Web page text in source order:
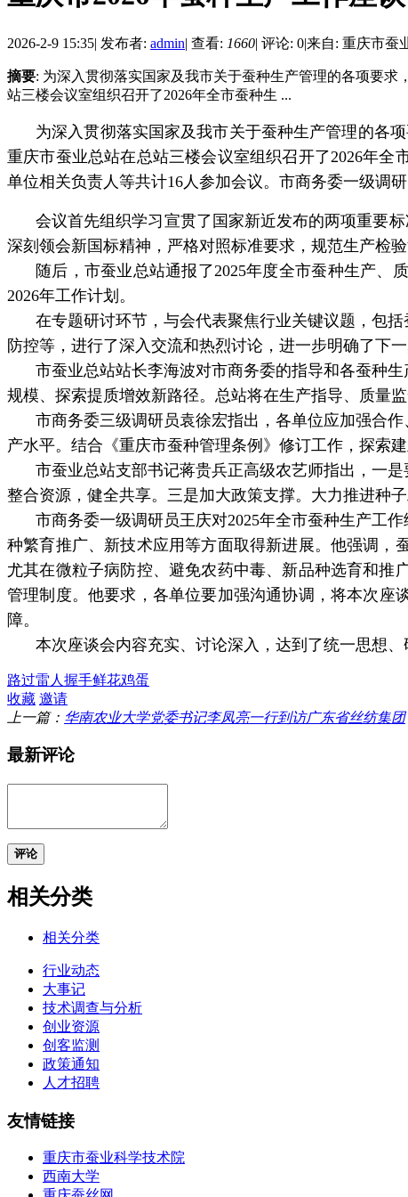
2026-2-9 15:35| 发布者: admin| 查看: 1660| 评论: 0|来自: 重庆市蚕
摘要: 为深入贯彻落实国家及我市关于蚕种生产管理的各项要求
站三楼会议室组织召开了2026年全市蚕种生 ...
为深入贯彻落实国家及我市关于蚕种生产管理的各
重庆市蚕业总站在总站三楼会议室组织召开了2026年全
单位相关负责人等共计16 人参加会议。市商务委一级调
会议首先组织学习宣贯了国家新近发布的两项重要
深刻领会新国标精神，严格对照标准要求，规范生产检
随后，市蚕业总站通报了2025年度全市蚕种生产、
2026年工作计划。
在专题研讨环节，与会代表聚焦行业关键议题，包
防控等，进行了深入交流和热烈讨论，进一步明确了下
市蚕业总站站长李海波对市商务委的指导和各蚕种
规模、探索提质增效新路径。总站将在生产指导、质量
市商务委三级调研员袁徐宏指出，各单位应加强合
产水平。结合《重庆市蚕种管理条例》修订工作，探索
市蚕业总站支部书记蒋贵兵正高级农艺师指出，一
整合资源，健全共享。三是加大政策支撑。大力推进种
市商务委一级调研员王庆对2025年全市蚕种生产工
种繁育推广、新技术应用等方面取得新进展。他强调，
尤其在微粒子病防控、避免农药中毒、新品种选育和推
管理制度。他要求，各单位要加强沟通协调，将本次座
障。
本次座谈会内容充实、讨论深入，达到了统一思想
路过雷人 握手鲜花鸡蛋
收藏 邀请
上一篇： 华南农业大学党委书记李凤亮一行到访广东省丝纺集团
最新评论
评论
相关分类
相关分类
行业动态
大事记
技术调查与分析
创业资源
创客监测
政策通知
人才招聘
友情链接
重庆市蚕业科学技术院
西南大学